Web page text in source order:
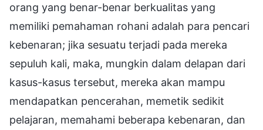
orang yang benar-benar berkualitas yang
memiliki pemahaman rohani adalah para pencari
kebenaran; jika sesuatu terjadi pada mereka
sepuluh kali, maka, mungkin dalam delapan dari
kasus-kasus tersebut, mereka akan mampu
mendapatkan pencerahan, memetik sedikit
pelajaran, memahami beberapa kebenaran, dan